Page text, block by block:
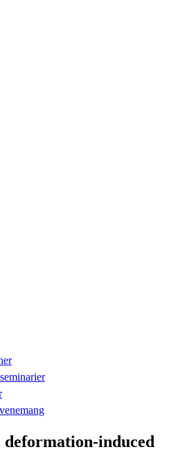
deformation-induced